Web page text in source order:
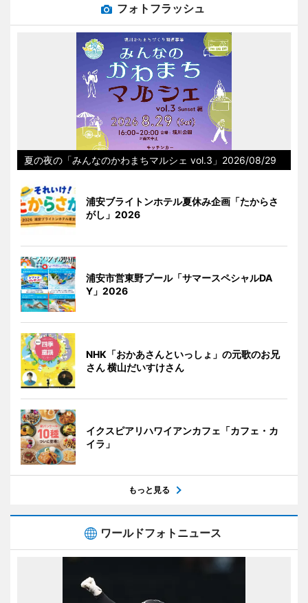
フォトフラッシュ
夏の夜の「みんなのかわまちマルシェ vol.3」2026/08/29
浦安ブライトンホテル夏休み企画「たからさ
がし」2026
浦安市営東野プール「サマースペシャルDA
Y」2026
NHK「おかあさんといっしょ」の元歌のお兄
さん 横山だいすけさん
イクスピアリハワイアンカフェ「カフェ・カ
イラ」
もっと見る
ワールドフォトニュース